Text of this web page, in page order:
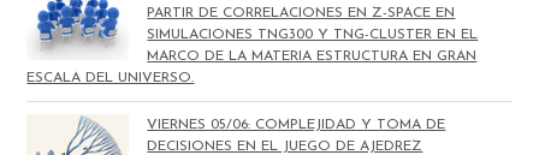
PARTIR DE CORRELACIONES EN Z-SPACE EN
SIMULACIONES TNG300 Y TNG-CLUSTER EN EL
MARCO DE LA MATERIA ESTRUCTURA EN GRAN
ESCALA DEL UNIVERSO.
VIERNES 05/06: COMPLEJIDAD Y TOMA DE
DECISIONES EN EL JUEGO DE AJEDREZ